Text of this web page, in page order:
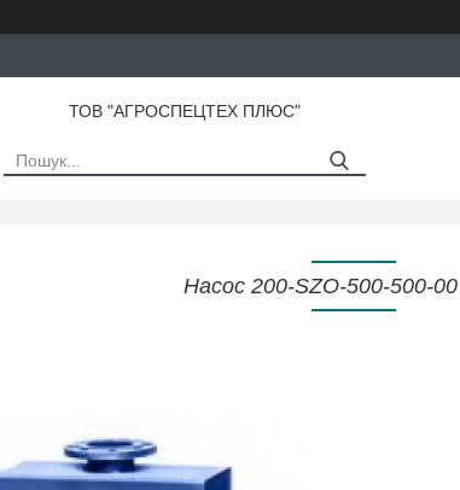
ТОВ "АГРОСПЕЦТЕХ ПЛЮС"
Насос 200-SZO-500-500-